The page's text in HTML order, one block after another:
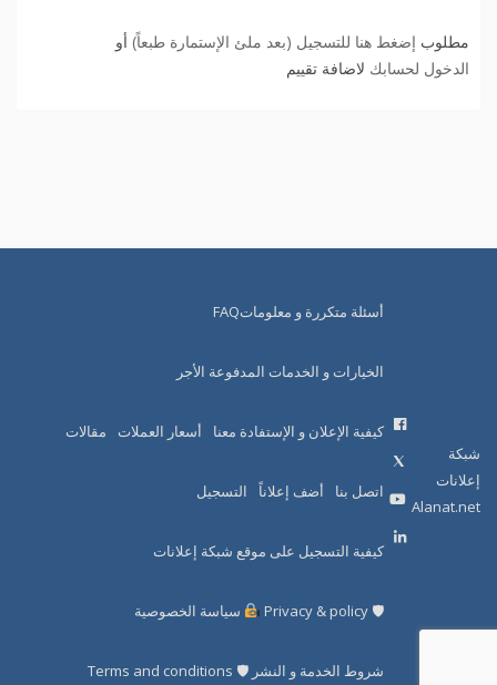
مطلوب إضغط هنا للتسجيل (بعد ملئ الإستمارة طبعاً) أو
الدخول لحسابك لاضافة تقييم
شبكة
إعلانات
Alanat.net
أسئلة متكررة و معلوماتFAQ
الخيارات و الخدمات المدفوعة الأجر
كيفية الإعلان و الإستفادة معنا أسعار العملات مقالات
اتصل بنا أضف إعلاناً التسجيل
كيفية التسجيل على موقع شبكة إعلانات
🛡 Privacy & policy سياسة الخصوصية
شروط الخدمة و النشر 🛡 Terms and conditions